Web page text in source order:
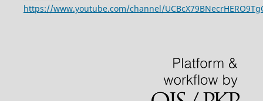
https://www.youtube.com/channel/